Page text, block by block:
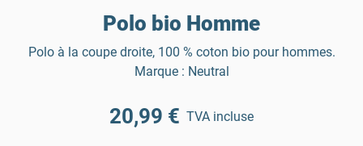
Polo bio Homme
Polo à la coupe droite, 100 % coton bio pour hommes.
Marque : Neutral
20,99 € TVA incluse